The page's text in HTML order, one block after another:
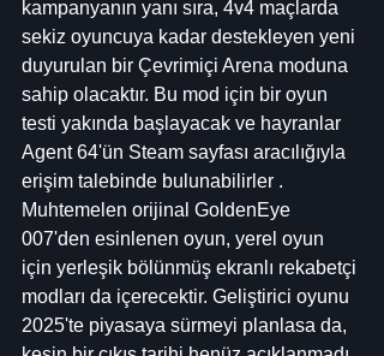
kampanyanın yanı sıra, 4v4 maçlarda
sekiz oyuncuya kadar destekleyen yeni
duyurulan bir Çevrimiçi Arena moduna
sahip olacaktır. Bu mod için bir oyun
testi yakında başlayacak ve hayranlar
Agent 64'ün Steam sayfası aracılığıyla
erişim talebinde bulunabilirler .
Muhtemelen orijinal GoldenEye
007'den esinlenen oyun, yerel oyun
için yerleşik bölünmüş ekranlı rekabetçi
modları da içerecektir. Geliştirici oyunu
2025'te piyasaya sürmeyi planlasa da,